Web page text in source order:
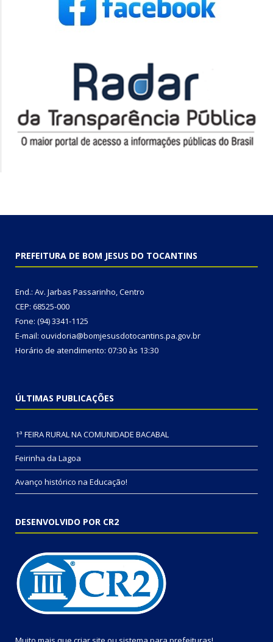
PREFEITURA DE BOM JESUS DO TOCANTINS
End.: Av. Jarbas Passarinho, Centro
CEP: 68525-000
Fone: (94) 3341-1125
E-mail: ouvidoria@bomjesusdotocantins.pa.gov.br
Horário de atendimento: 07:30 às 13:30
ÚLTIMAS PUBLICAÇÕES
1ª FEIRA RURAL NA COMUNIDADE BACABAL
Feirinha da Lagoa
Avanço histórico na Educação!
DESENVOLVIDO POR CR2